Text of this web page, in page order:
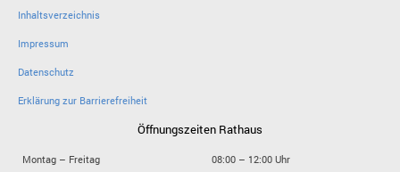
Inhaltsverzeichnis
Impressum
Datenschutz
Erklärung zur Barrierefreiheit
Öffnungszeiten Rathaus
Montag – Freitag
08:00 – 12:00 Uhr